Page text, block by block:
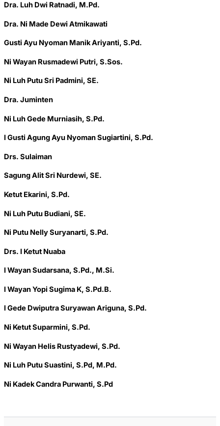
Dra. Luh Dwi Ratnadi, M.Pd.
Dra. Ni Made Dewi Atmikawati
Gusti Ayu Nyoman Manik Ariyanti, S.Pd.
Ni Wayan Rusmadewi Putri, S.Sos.
Ni Luh Putu Sri Padmini, SE.
Dra. Juminten
Ni Luh Gede Murniasih, S.Pd.
I Gusti Agung Ayu Nyoman Sugiartini, S.Pd.
Drs. Sulaiman
Sagung Alit Sri Nurdewi, SE.
Ketut Ekarini, S.Pd.
Ni Luh Putu Budiani, SE.
Ni Putu Nelly Suryanarti, S.Pd.
Drs. I Ketut Nuaba
I Wayan Sudarsana, S.Pd., M.Si.
I Wayan Yopi Sugima K, S.Pd.B.
I Gede Dwiputra Suryawan Ariguna, S.Pd.
Ni Ketut Suparmini, S.Pd.
Ni Wayan Helis Rustyadewi, S.Pd.
Ni Luh Putu Suastini, S.Pd, M.Pd.
Ni Kadek Candra Purwanti, S.Pd